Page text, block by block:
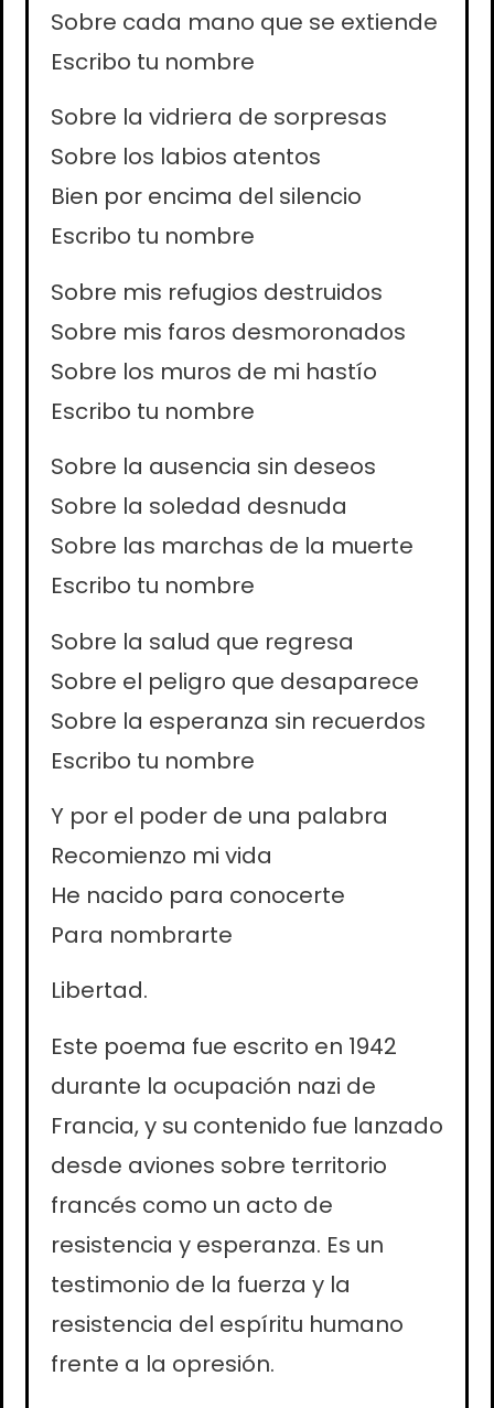
Sobre cada mano que se extiende
Escribo tu nombre
Sobre la vidriera de sorpresas
Sobre los labios atentos
Bien por encima del silencio
Escribo tu nombre
Sobre mis refugios destruidos
Sobre mis faros desmoronados
Sobre los muros de mi hastío
Escribo tu nombre
Sobre la ausencia sin deseos
Sobre la soledad desnuda
Sobre las marchas de la muerte
Escribo tu nombre
Sobre la salud que regresa
Sobre el peligro que desaparece
Sobre la esperanza sin recuerdos
Escribo tu nombre
Y por el poder de una palabra
Recomienzo mi vida
He nacido para conocerte
Para nombrarte
Libertad.
Este poema fue escrito en 1942
durante la ocupación nazi de
Francia, y su contenido fue lanzado
desde aviones sobre territorio
francés como un acto de
resistencia y esperanza. Es un
testimonio de la fuerza y la
resistencia del espíritu humano
frente a la opresión.